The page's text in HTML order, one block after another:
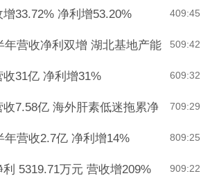
09:45
4
33.72% 净利增53.20%
09:42
5
年营收净利双增 湖北基地产能
09:32
6
31亿 净利增31%
09:29
7
7.58亿 海外肝素低迷拖累净
09:25
8
年营收2.7亿 净利增14%
09:22
9
5319.71万元 营收增209%